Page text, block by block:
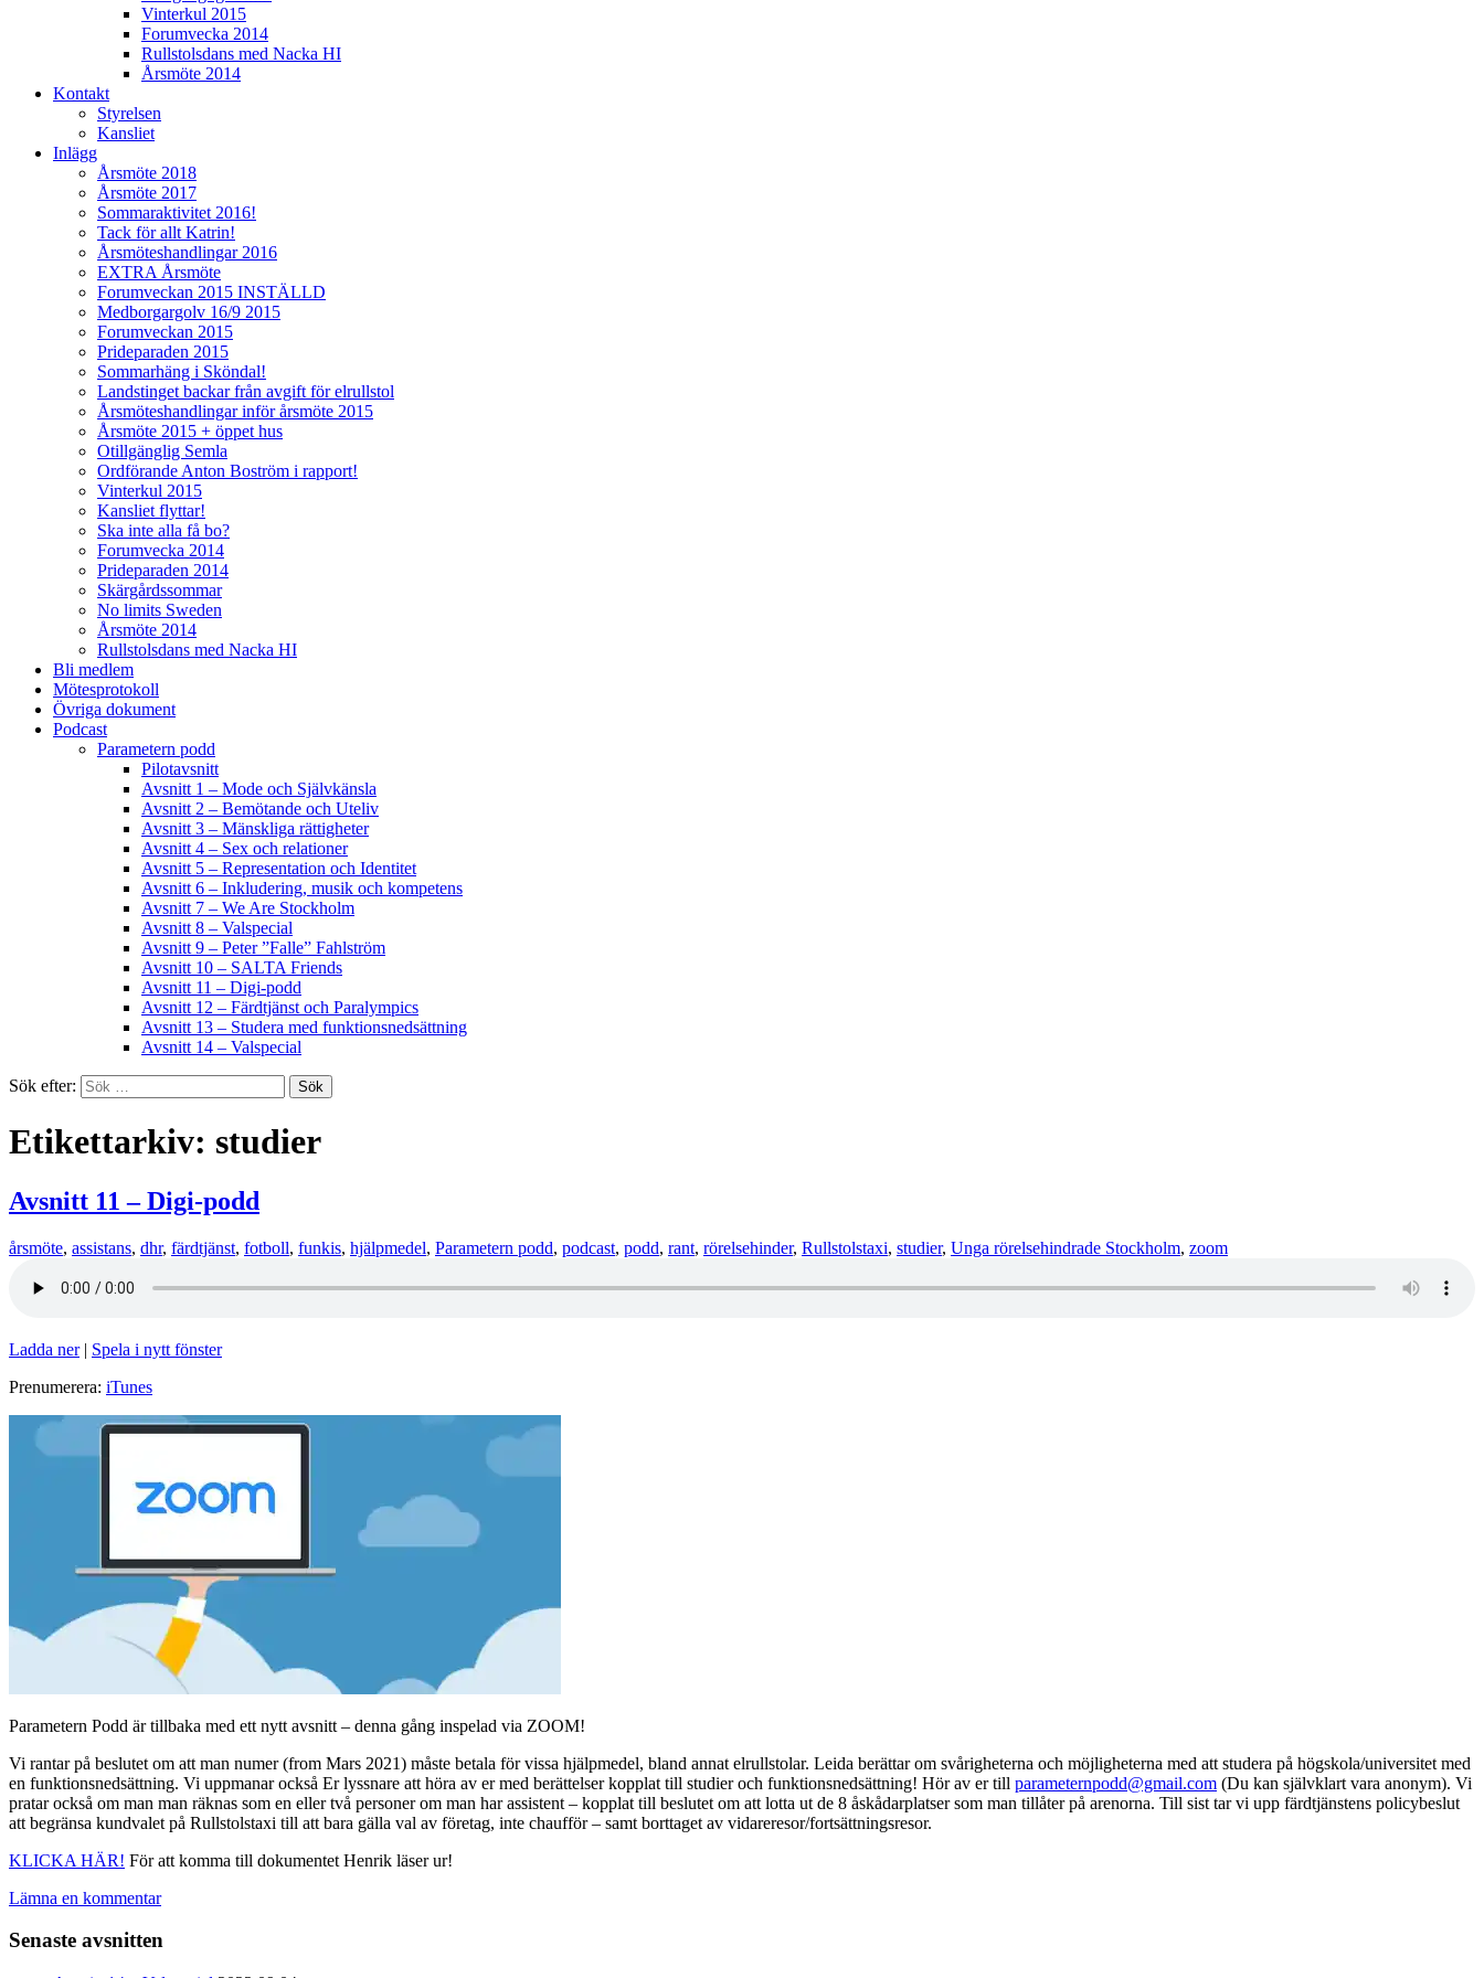
Vinterkul 2015
Forumvecka 2014
Rullstolsdans med Nacka HI
Årsmöte 2014
Kontakt
Styrelsen
Kansliet
Inlägg
Årsmöte 2018
Årsmöte 2017
Sommaraktivitet 2016!
Tack för allt Katrin!
Årsmöteshandlingar 2016
EXTRA Årsmöte
Forumveckan 2015 INSTÄLLD
Medborgargolv 16/9 2015
Forumveckan 2015
Prideparaden 2015
Sommarhäng i Sköndal!
Landstinget backar från avgift för elrullstol
Årsmöteshandlingar inför årsmöte 2015
Årsmöte 2015 + öppet hus
Otillgänglig Semla
Ordförande Anton Boström i rapport!
Vinterkul 2015
Kansliet flyttar!
Ska inte alla få bo?
Forumvecka 2014
Prideparaden 2014
Skärgårdssommar
No limits Sweden
Årsmöte 2014
Rullstolsdans med Nacka HI
Bli medlem
Mötesprotokoll
Övriga dokument
Podcast
Parametern podd
Pilotavsnitt
Avsnitt 1 – Mode och Självkänsla
Avsnitt 2 – Bemötande och Uteliv
Avsnitt 3 – Mänskliga rättigheter
Avsnitt 4 – Sex och relationer
Avsnitt 5 – Representation och Identitet
Avsnitt 6 – Inkludering, musik och kompetens
Avsnitt 7 – We Are Stockholm
Avsnitt 8 – Valspecial
Avsnitt 9 – Peter ”Falle” Fahlström
Avsnitt 10 – SALTA Friends
Avsnitt 11 – Digi-podd
Avsnitt 12 – Färdtjänst och Paralympics
Avsnitt 13 – Studera med funktionsnedsättning
Avsnitt 14 – Valspecial
Sök efter:
Etikettarkiv: studier
Avsnitt 11 – Digi-podd
årsmöte, assistans, dhr, färdtjänst, fotboll, funkis, hjälpmedel, Parametern podd, podcast, podd, rant, rörelsehinder, Rullstolstaxi, studier, Unga rörelsehindrade Stockholm, zoom
Ladda ner| Spela i nytt fönster
Prenumerera: iTunes
Parametern Podd är tillbaka med ett nytt avsnitt – denna gång inspelad via ZOOM!
Vi rantar på beslutet om att man numer (from Mars 2021) måste betala för vissa hjälpmedel, bland annat elrullstolar. Leida berättar om svårigheterna och möjligheterna med att studera på högskola/universitet med
en funktionsnedsättning. Vi uppmanar också Er lyssnare att höra av er med berättelser kopplat till studier och funktionsnedsättning! Hör av er till parameternpodd@gmail.com (Du kan självklart vara anonym). Vi
pratar också om man man räknas som en eller två personer om man har assistent – kopplat till beslutet om att lotta ut de 8 åskådarplatser som man tillåter på arenorna. Till sist tar vi upp färdtjänstens policybeslut
att begränsa kundvalet på Rullstolstaxi till att bara gälla val av företag, inte chaufför – samt borttaget av vidareresor/fortsättningsresor.
KLICKA HÄR! För att komma till dokumentet Henrik läser ur!
Lämna en kommentar
Senaste avsnitten